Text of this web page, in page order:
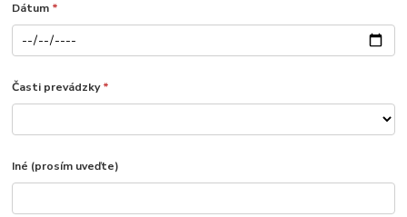
Dátum *
Časti prevádzky*
Iné (prosím uveďte)